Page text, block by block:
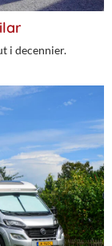
i decennier.